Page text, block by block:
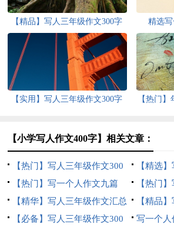
【精品】写人三年级作文300字
七篇
精选
【实用】写人三年级作文300字
【热门
【小学写人作文400字】相关文章：
【热门】写人三年级作文300
字集锦九篇
【精选
【热门】写一个人作文九篇
【热门
字三篇
【精华】写人三年级作文汇总
7篇
【精品
8篇
【必备】写人三年级作文300 写一个人